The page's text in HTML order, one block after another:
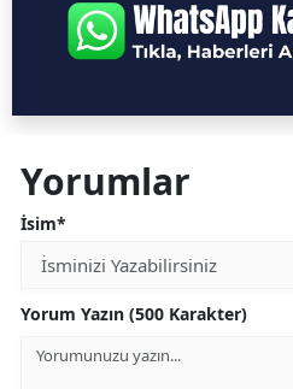
Yorumlar
İsim*
Yorum Yazın (500 Karakter)